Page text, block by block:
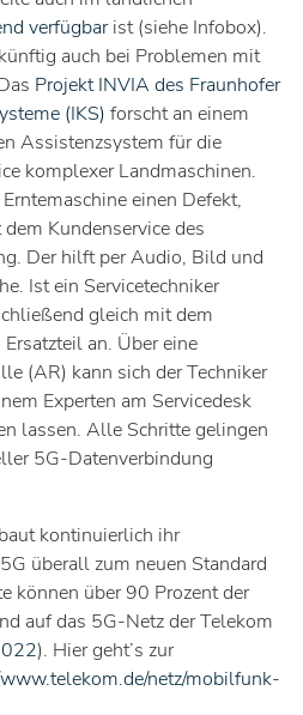
verfügbarist (siehe Infobox).
auch bei Problemen mit
Projekt INVIA des Fraunhofer
(IKS) forscht an einem
Assistenzsystem für die
komplexer Landmaschinen.
einen Defekt,
Kundenservice des
Der hilft per Audio, Bild und
Ist ein Servicetechniker
gleich mit dem
an. Über eine
(AR) kann sich der Techniker
Experten am Servicedesk
lassen. Alle Schritte gelingen
5G-Datenverbindung
kontinuierlich ihr
überall zum neuen Standard
können über 90 Prozent der
auf das 5G-Netz der Telekom
). Hier geht’s zur
netz/mobilfunk-